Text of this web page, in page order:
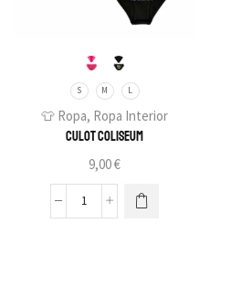
S M L
👕 Ropa, Ropa Interior
Culot Coliseum
9,00€